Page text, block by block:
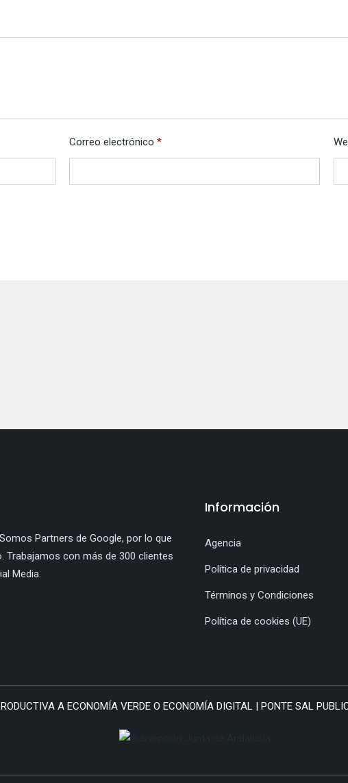
Correo electrónico *
Partners de Google, por lo que
con más de 300 clientes
Media.
Información
Agencia
Política de privacidad
Términos y Condiciones
Política de cookies (UE)
A ECONOMÍA VERDE O ECONOMÍA DIGITAL | PONTE SAL